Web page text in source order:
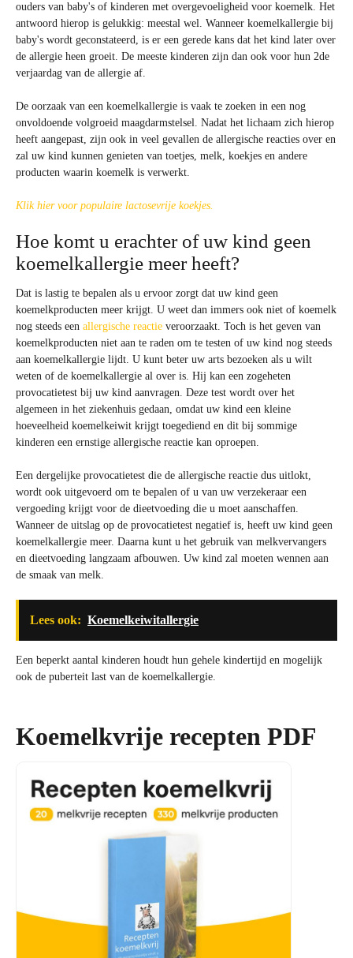
ouders van baby's of kinderen met overgevoeligheid voor koemelk. Het
antwoord hierop is gelukkig: meestal wel. Wanneer koemelkallergie bij
baby's wordt geconstateerd, is er een gerede kans dat het kind later over
de allergie heen groeit. De meeste kinderen zijn dan ook voor hun 2de
verjaardag van de allergie af.
De oorzaak van een koemelkallergie is vaak te zoeken in een nog
onvoldoende volgroeid maagdarmstelsel. Nadat het lichaam zich hierop
heeft aangepast, zijn ook in veel gevallen de allergische reacties over en
zal uw kind kunnen genieten van toetjes, melk, koekjes en andere
producten waarin koemelk is verwerkt.
Klik hier voor populaire lactosevrije koekjes.
Hoe komt u erachter of uw kind geen
koemelkallergie meer heeft?
Dat is lastig te bepalen als u ervoor zorgt dat uw kind geen
koemelkproducten meer krijgt. U weet dan immers ook niet of koemelk
nog steeds een allergische reactie veroorzaakt. Toch is het geven van
koemelkproducten niet aan te raden om te testen of uw kind nog steeds
aan koemelkallergie lijdt. U kunt beter uw arts bezoeken als u wilt
weten of de koemelkallergie al over is. Hij kan een zogeheten
provocatietest bij uw kind aanvragen. Deze test wordt over het
algemeen in het ziekenhuis gedaan, omdat uw kind een kleine
hoeveelheid koemelkeiwit krijgt toegediend en dit bij sommige
kinderen een ernstige allergische reactie kan oproepen.
Een dergelijke provocatietest die de allergische reactie dus uitlokt,
wordt ook uitgevoerd om te bepalen of u van uw verzekeraar een
vergoeding krijgt voor de dieetvoeding die u moet aanschaffen.
Wanneer de uitslag op de provocatietest negatief is, heeft uw kind geen
koemelkallergie meer. Daarna kunt u het gebruik van melkvervangers
en dieetvoeding langzaam afbouwen. Uw kind zal moeten wennen aan
de smaak van melk.
Lees ook: Koemelkeiwitallergie
Een beperkt aantal kinderen houdt hun gehele kindertijd en mogelijk
ook de puberteit last van de koemelkallergie.
Koemelkvrije recepten PDF